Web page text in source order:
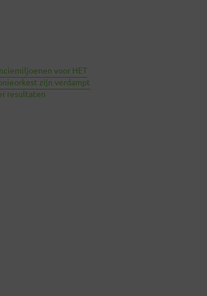
voor HET
zijn verdampt
resultaten